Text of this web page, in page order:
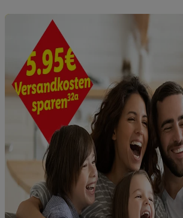
verwenden, um Sie wiederzuerkennen und
Ihr Nutzungsverhalten in den Lidl-Diensten
Insbesondere können Sie mittels dieser
Diensten wiedererkannt werden, die von
werden, damit wir Ihnen dort personalisierte
ausspielen können. Sie können Ihre
Nutzung der Utiq-Technologie - zusätzlich
erläuterten Möglichkeit, Ihre Einwilligung
widerrufen - jederzeit auch überdas
Utiq („consenthub“)oder über „Anpassen“/
Telekommunikations-basierten Utiq-
Marketing“ am unteren Ende dieser
Lidl-Dienste) widerrufen. Weitere
Datenschutzbestimmungen von Utiq.